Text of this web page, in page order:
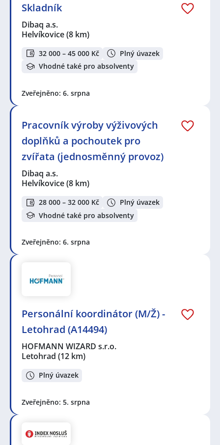
Skladník
Dibaq a.s.
Helvíkovice(8 km)
32 000 – 45 000 Kč
Plný úvazek
Vhodné také pro absolventy
Zveřejněno: 6. srpna
Pracovník výroby výživových
doplňků a pochoutek pro
zvířata (jednosměnný provoz)
Dibaq a.s.
Helvíkovice(8 km)
28 000 – 32 000 Kč
Plný úvazek
Vhodné také pro absolventy
Zveřejněno: 6. srpna
Personální koordinátor (M/Ž) -
Letohrad (A14494)
HOFMANN WIZARD s.r.o.
Letohrad (12 km)
Plný úvazek
Zveřejněno: 5. srpna